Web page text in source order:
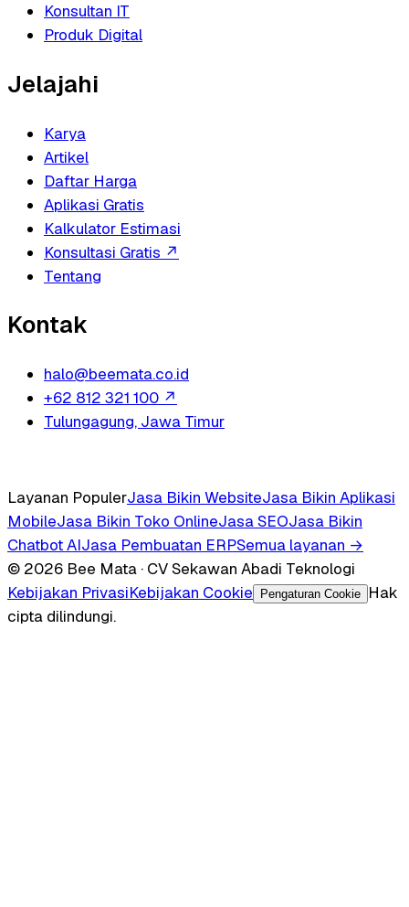
Konsultan IT
Produk Digital
Jelajahi
Karya
Artikel
Daftar Harga
Aplikasi Gratis
Kalkulator Estimasi
Konsultasi Gratis ↗
Tentang
Kontak
halo@beemata.co.id
+62 812 321 100 ↗
Tulungagung, Jawa Timur
Layanan PopulerJasa Bikin WebsiteJasa Bikin Aplikasi
MobileJasa Bikin Toko OnlineJasa SEOJasa Bikin
Chatbot AIJasa Pembuatan ERPSemua layanan →
© 2026 Bee Mata · CV Sekawan Abadi Teknologi
Kebijakan PrivasiKebijakan Cookie Pengaturan Cookie
Hak
cipta dilindungi.